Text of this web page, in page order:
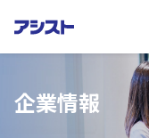
企業情報